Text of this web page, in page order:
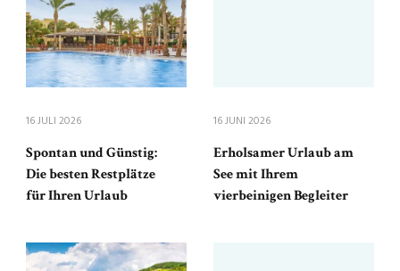
16 JULI 2026
Spontan und Günstig:
Die besten Restplätze
für Ihren Urlaub
16 JUNI 2026
Erholsamer Urlaub am
See mit Ihrem
vierbeinigen Begleiter